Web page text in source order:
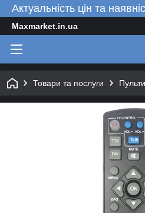
Актуальність цін та
Maxmarket.in.ua
Товари та послуги Пульти